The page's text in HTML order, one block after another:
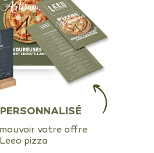
votre offre
Leeo pizza